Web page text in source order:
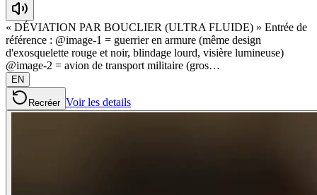
« DÉVIATION PAR BOUCLIER (ULTRA FLUIDE) » Entrée de
référence : @image-1 = guerrier en armure (même design
d'exosquelette rouge et noir, blindage lourd, visière lumineuse)
@image-2 = avion de transport militaire (gros…
EN
Recréer Voir les details